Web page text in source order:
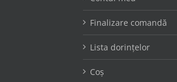
Finalizare comandă
Lista dorințelor
Coș